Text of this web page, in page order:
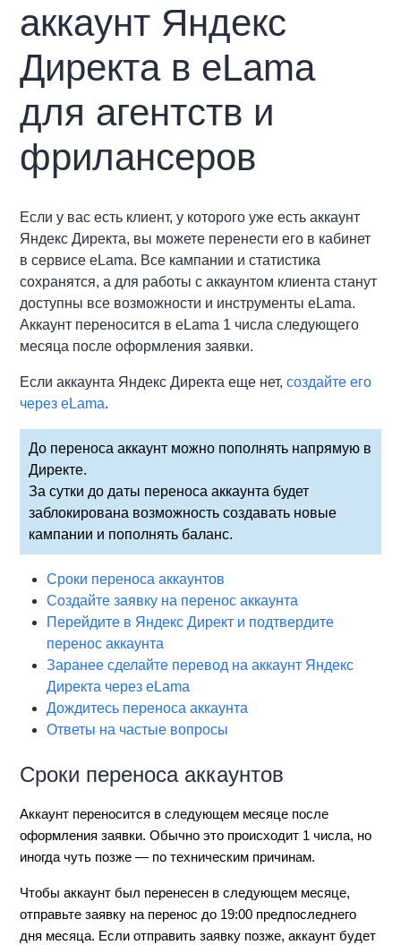
аккаунт Яндекс
Директа в eLama
для агентств и
фрилансеров
Если у вас есть клиент, у которого уже есть аккаунт
Яндекс Директа, вы можете перенести его в кабинет
в сервисе eLama. Все кампании и статистика
сохранятся, а для работы с аккаунтом клиента станут
доступны все возможности и инструменты eLama.
Аккаунт переносится в eLama 1 числа следующего
месяца после оформления заявки.
Если аккаунта Яндекс Директа еще нет,создайте его
через eLama.
До переноса аккаунт можно пополнять напрямую в
Директе.
За сутки до даты переноса аккаунта будет
заблокирована возможность создавать новые
кампании и пополнять баланс.
Сроки переноса аккаунтов
Создайте заявку на перенос аккаунта
Перейдите в Яндекс Директ и подтвердите
перенос аккаунта
Заранее сделайте перевод на аккаунт Яндекс
Директа через eLama
Дождитесь переноса аккаунта
Ответы на частые вопросы
Сроки переноса аккаунтов
Аккаунт переносится в следующем месяце после
оформления заявки. Обычно это происходит 1 числа, но
иногда чуть позже — по техническим причинам.
Чтобы аккаунт был перенесен в следующем месяце,
отправьте заявку на перенос до 19:00 предпоследнего
дня месяца. Если отправить заявку позже, аккаунт будет